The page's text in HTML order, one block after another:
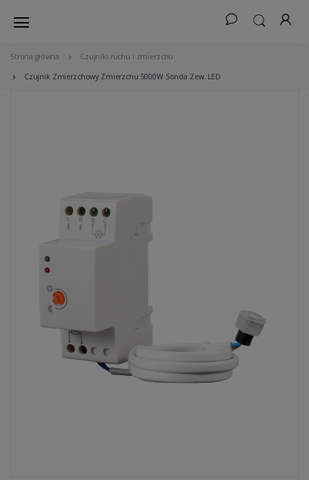
Strona główna Czujniki ruchu i zmierzchu
Czujnik Zmierzchowy Zmierzchu 5000W Sonda Zew. LED